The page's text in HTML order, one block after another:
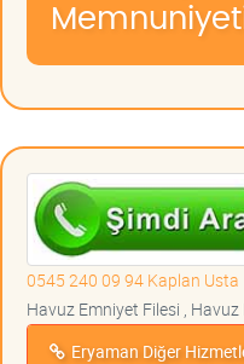
0545 240 09 94 Kaplan Usta
Havuz Emniyet Filesi , Havuz
Eryaman Diğer